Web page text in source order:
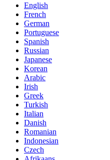
English
French
German
Portuguese
Spanish
Russian
Japanese
Korean
Arabic
Irish
Greek
Turkish
Italian
Danish
Romanian
Indonesian
Czech